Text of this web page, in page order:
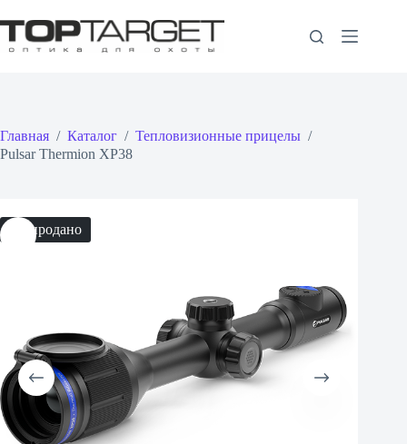
к
сути
Главная / Каталог / Тепловизионные прицелы /
Pulsar Thermion XP38
Распродано